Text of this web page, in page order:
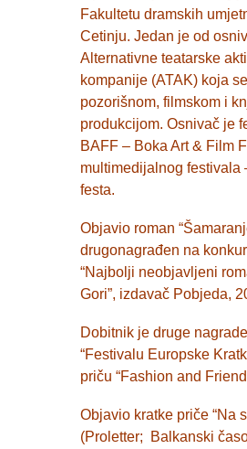
Fakultetu dramskih
Cetinju. Jedan je od
Alternativne teatarske
kompanije (ATAK) koja
pozorišnom, filmskom i
produkcijom. Osnivač je
BAFF – Boka Art & Film
multimedijalnog festivala
festa.
Objavio roman
drugonagrađen na
“Najbolji neobjavljeni
Gori”, izdavač Pobjeda,
Dobitnik je druge
“Festivalu Europske
priču “Fashion and
Objavio kratke priče “Na
(Proletter; Balkanski